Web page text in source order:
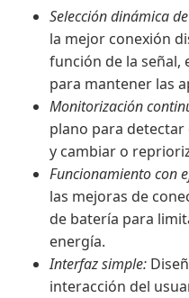
Selección dinámica
la mejor conexión
función de la señal,
para mantener las
Monitorización
plano para
y cambiar o
Funcionamiento con
las mejoras de
de batería para
energía.
Interfaz simple:
interacción del